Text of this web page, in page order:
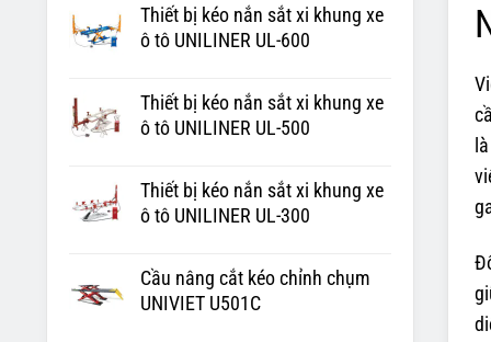
Thiết bị kéo nắn sắt xi khung xe
ô tô UNILINER UL-600
Thiết bị kéo nắn sắt xi khung xe
ô tô UNILINER UL-500
Thiết bị kéo nắn sắt xi khung xe
ô tô UNILINER UL-300
Cầu nâng cắt kéo chỉnh chụm
UNIVIET U501C
là